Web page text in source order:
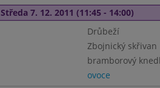
Středa 7. 12. 2011 (11:45 - 14:00)
Drůbeží
Zbojnický skřivan
bramborový
ovoce